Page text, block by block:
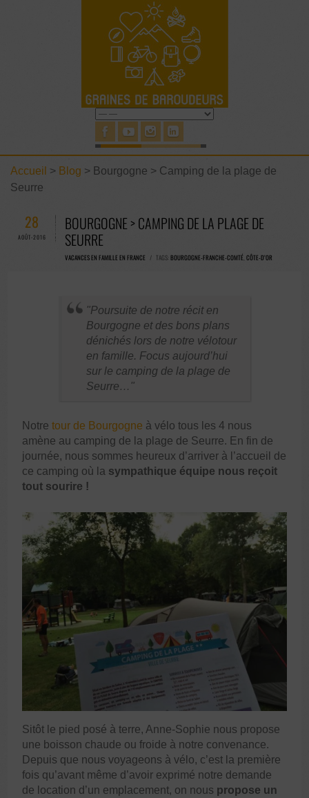
Accueil > Blog > Bourgogne > Camping de la plage de
Seurre
28
AOÛT-2016
BOURGOGNE > CAMPING DE LA PLAGE DE
SEURRE
VACANCES EN FAMILLE EN FRANCE / TAGS:BOURGOGNE-FRANCHE-COMTÉ,CÔTE-D’OR
Poursuite de notre récit en
Bourgogne et des bons plans
dénichés lors de notre vélotour
en famille. Focus aujourd’hui
sur le camping de la plage de
Seurre…
Notretour de Bourgogne à vélo tous les 4 nous
amène au camping de la plage de Seurre. En fin de
journée, nous sommes heureux d’arriver à l’accueil de
ce camping où la sympathique équipe nous reçoit
tout sourire !
Sitôt le pied posé à terre, Anne-Sophie nous propose
une boisson chaude ou froide à notre convenance.
Depuis que nous voyageons à vélo, c’est la première
fois qu’avant même d’avoir exprimé notre demande
de location d’un emplacement, on nous propose un